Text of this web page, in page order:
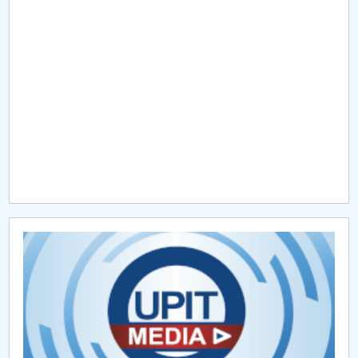
CAR2026
MENIU CANTINA
Activitatea I. Activitatea de îndrumare şi suport
(tutorat şi mentorat)